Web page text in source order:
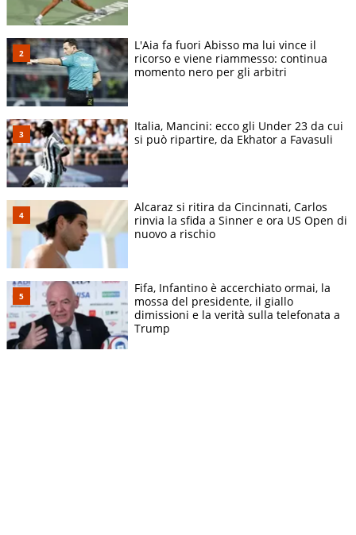
L'Aia fa fuori Abisso ma lui vince il
ricorso e viene riammesso: continua
momento nero per gli arbitri
Italia, Mancini: ecco gli Under 23 da cui
si può ripartire, da Ekhator a Favasuli
Alcaraz si ritira da Cincinnati, Carlos
rinvia la sfida a Sinner e ora US Open di
nuovo a rischio
Fifa, Infantino è accerchiato ormai, la
mossa del presidente, il giallo
dimissioni e la verità sulla telefonata a
Trump